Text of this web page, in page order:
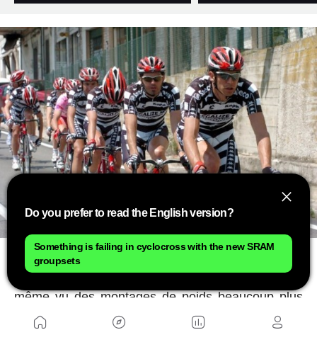
Une époque où les cyclotouristes ont commencé à
même vu des montages de poids beaucoup plus
légers. Même les marques lançaient des vélos de
série qui descendaient en dessous de ce chiffre et
Do you prefer to read the English version?
Something is failing in cyclocross with the new SRAM
groupsets